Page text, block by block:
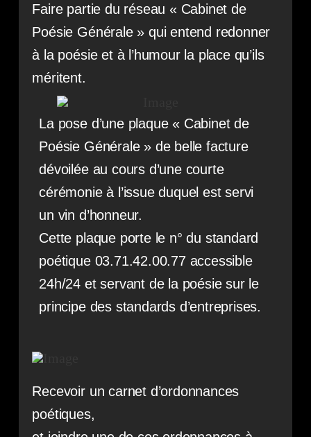
Faire partie du réseau « Cabinet de
Poésie Générale » qui entend redonner
à la poésie et à l’humour la place qu’ils
méritent.
La pose d’une plaque « Cabinet de
Poésie Générale » de belle facture
dévoilée au cours d’une courte
cérémonie à l’issue duquel est servi
un vin d’honneur.
Cette plaque porte le n° du standard
poétique 03.71.42.00.77 accessible
24h/24 et servant de la poésie sur le
principe des standards d’entreprises.
Recevoir un carnet d’ordonnances
poétiques,